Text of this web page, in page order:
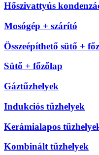
Hőszivattyús
Mosógép + szárító
Összeépíthető sütő +
Sütő + főzőlap
Gáztűzhelyek
Indukciós tűzhelyek
Kerámialapos
Kombinált tűzhelyek